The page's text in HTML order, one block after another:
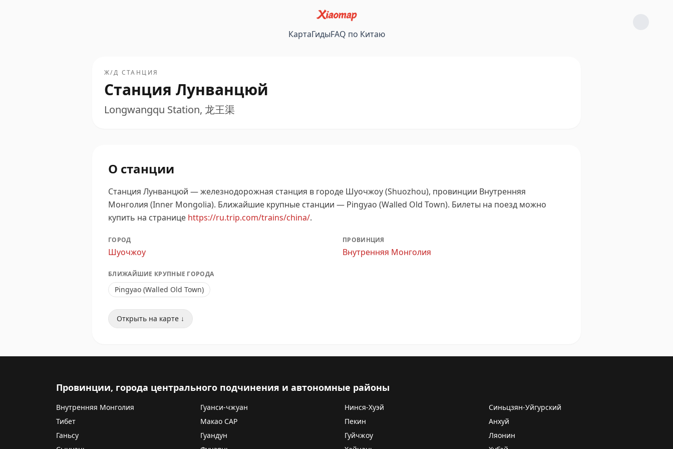
КартаГидыFAQ по Китаю
Ж/Д СТАНЦИЯ
Станция Лунванцюй
Longwangqu Station, 龙王渠
О станции
Станция Лунванцюй — железнодорожная станция в городе Шуочжоу (Shuozhou), провинции Внутренняя
Монголия (Inner Mongolia). Ближайшие крупные станции — Pingyao (Walled Old Town). Билеты на поезд можно
купить на странице https://ru.trip.com/trains/china/.
ГОРОД
Шуочжоу
ПРОВИНЦИЯ
Внутренняя Монголия
БЛИЖАЙШИЕ КРУПНЫЕ ГОРОДА
Pingyao (Walled Old Town)
Открыть на карте ↓
Провинции, города центрального подчинения и автономные районы
Внутренняя Монголия Гуанси-чжуан Нинся-Хуэй
Синьцзян-Уйгурский
Тибет
Макао САР Пекин
Анхуй
Ганьсу
Гуандун Гуйчжоу
Ляонин